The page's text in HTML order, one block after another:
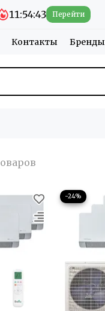
11:54:42 Перейти
Контакты Бренды
−24%